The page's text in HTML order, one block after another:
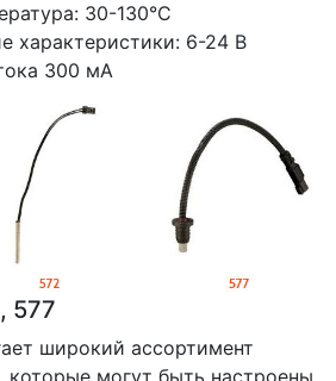
30-130°C
характеристики: 6-24 В
300 мА
577
широкий ассортимент